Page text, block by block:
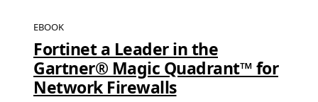
EBOOK
Fortinet a Leader in the
Gartner® Magic Quadrant™ for
Network Firewalls